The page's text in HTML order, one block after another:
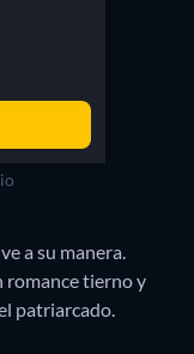
a su manera.
romance tierno y
patriarcado.